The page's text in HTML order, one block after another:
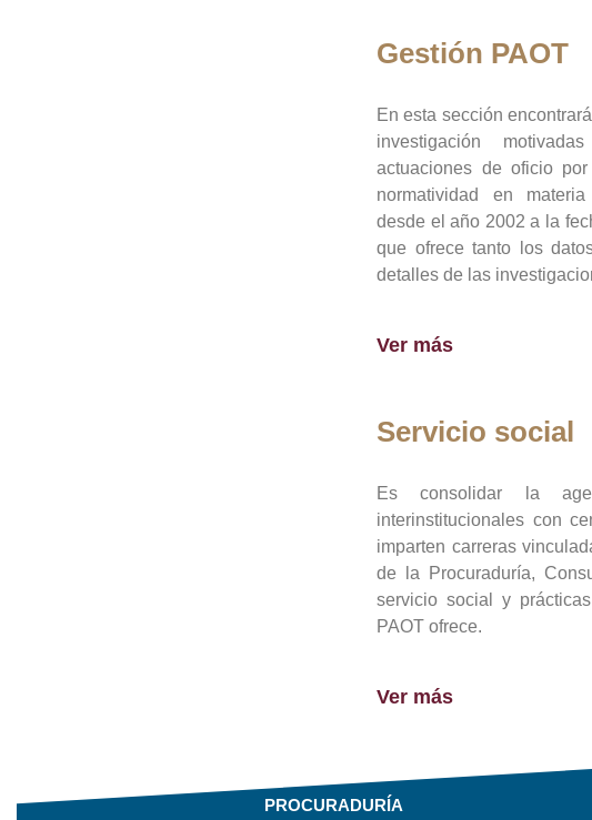
Gestión PAOT
En esta sección
investigación
actuaciones de oficio
normatividad en
desde el año 2002 a la
que ofrece tanto los
detalles de las
Ver más
Servicio social
Es consolidar la
interinstitucionales con
imparten carreras
de la Procuraduría,
servicio social y
PAOT ofrece.
Ver más
PROCURADURÍA